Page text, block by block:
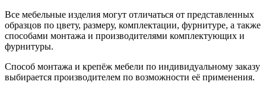
Все мебельные изделия могут отличаться от представленных
образцов по цвету, размеру, комплектации, фурнитуре, а также
способами монтажа и производителями комплектующих и
фурнитуры.
Способ монтажа и крепёж мебели по индивидуальному заказу
выбирается производителем по возможности её применения.